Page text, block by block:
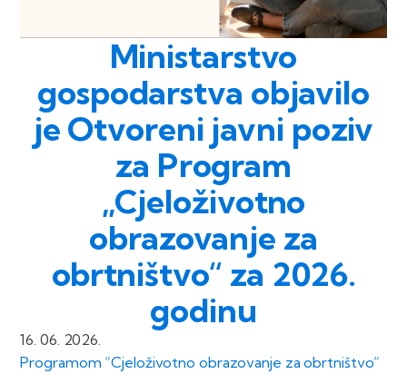
Ministarstvo
gospodarstva objavilo
je Otvoreni javni poziv
za Program
„Cjeloživotno
obrazovanje za
obrtništvo“ za 2026.
godinu
16. 06. 2026.
Programom “Cjeloživotno obrazovanje za obrtništvo“